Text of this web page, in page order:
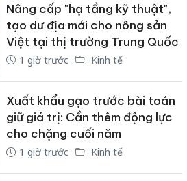
Nâng cấp "hạ tầng kỹ thuật",
tạo dư địa mới cho nông sản
Việt tại thị trường Trung Quốc
1 giờ trước Kinh tế
Xuất khẩu gạo trước bài toán
giữ giá trị: Cần thêm động lực
cho chặng cuối năm
1 giờ trước Kinh tế